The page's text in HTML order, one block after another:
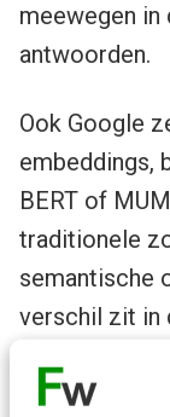
meewegen in
antwoorden.
Ook Google
embeddings,
BERT of
traditionele
semantische
verschil zit in
pagina’s,